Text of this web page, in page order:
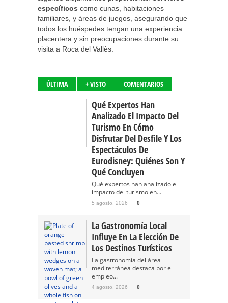
específicos como cunas, habitaciones
familiares, y áreas de juegos, asegurando que
todos los huéspedes tengan una experiencia
placentera y sin preocupaciones durante su
visita a Roca del Vallès.
ÚLTIMA + VISTO COMENTARIOS
Qué Expertos Han
Analizado El Impacto Del
Turismo En Cómo
Disfrutar Del Desfile Y Los
Espectáculos De
Eurodisney: Quiénes Son Y
Qué Concluyen
Qué expertos han analizado el
impacto del turismo en...
5 agosto, 2026 0
La Gastronomía Local
Influye En La Elección De
Los Destinos Turísticos
La gastronomía del área
mediterránea destaca por el
empleo...
4 agosto, 2026 0